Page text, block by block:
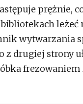
prężnie,
leżeć
wytwarzania
z drugiej strony